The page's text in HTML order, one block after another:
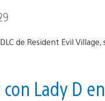
Lady D